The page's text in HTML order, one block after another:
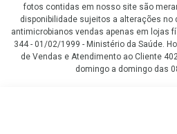
fotos contidas em nosso site são
disponibilidade sujeitos a alterações no
antimicrobianos vendas apenas em lojas
344 - 01/02/1999 - Ministério da Saúde.
de Vendas e Atendimento ao Cliente
domingo a domingo das